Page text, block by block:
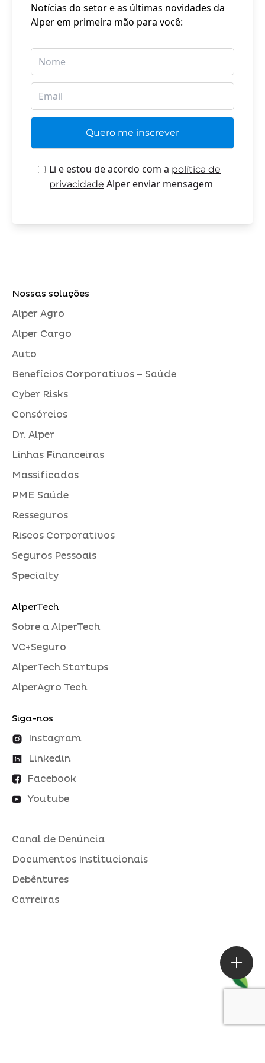
Notícias do setor e as últimas novidades da
Alper em primeira mão para você:
Li e estou de acordo com a política de
privacidade Alper enviar mensagem
Nossas soluções
Alper Agro
Alper Cargo
Auto
Benefícios Corporativos – Saúde
Cyber Risks
Consórcios
Dr. Alper
Linhas Financeiras
Massificados
PME Saúde
Resseguros
Riscos Corporativos
Seguros Pessoais
Specialty
AlperTech
Sobre a AlperTech
VC+Seguro
AlperTech Startups
AlperAgro Tech
Siga-nos
Instagram
Linkedin
Facebook
Youtube
Canal de Denúncia
Documentos Institucionais
Debêntures
Carreiras